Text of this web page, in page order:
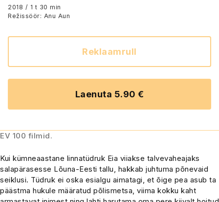
2018 / 1 t 30 min
Režissöör: Anu Aun
Reklaamrull
Laenuta 5.90 €
EV 100 filmid.
Kui kümneaastane linnatüdruk Eia viiakse talvevaheajaks
salapärasesse Lõuna-Eesti tallu, hakkab juhtuma põnevaid
seiklusi. Tüdruk ei oska esialgu aimatagi, et õige pea asub ta
päästma hukule määratud põlismetsa, viima kokku kaht